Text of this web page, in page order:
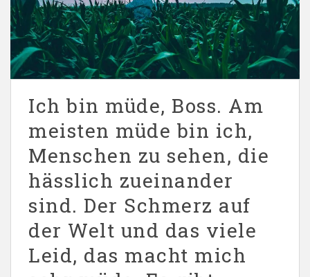
Ich bin müde, Boss. Am
meisten müde bin ich,
Menschen zu sehen, die
hässlich zueinander
sind. Der Schmerz auf
der Welt und das viele
Leid, das macht mich